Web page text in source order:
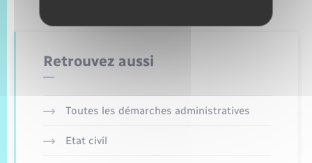
Retrouvez aussi
Toutes les démarches administratives
Etat civil